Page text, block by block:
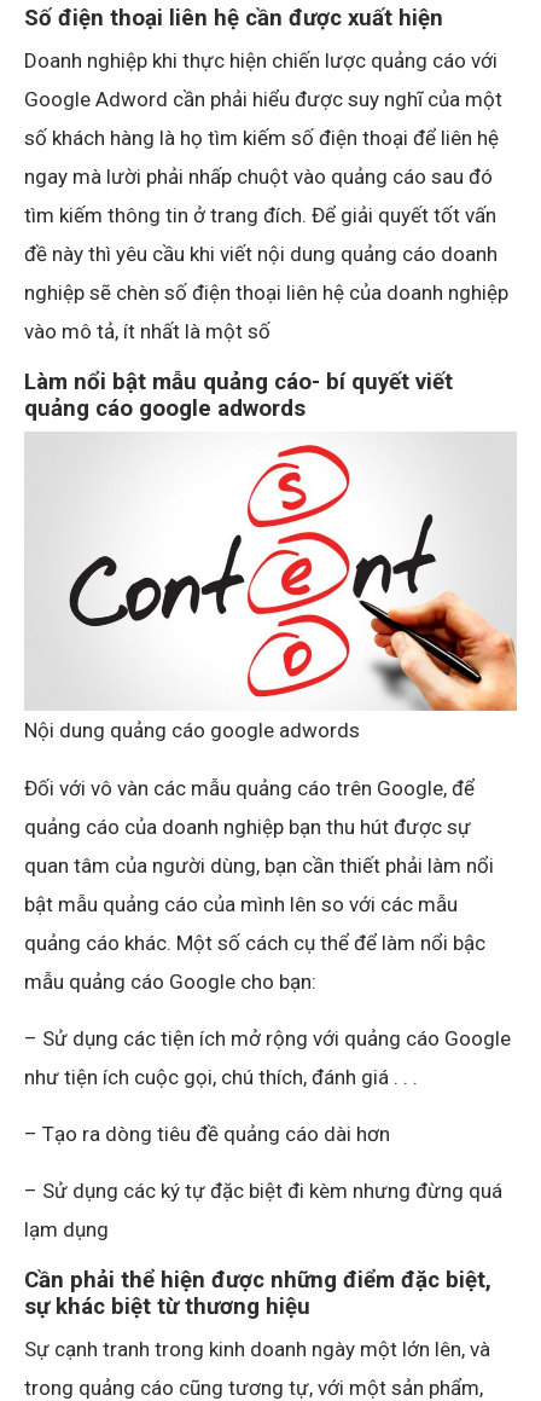
Số điện thoại liên hệ cần được xuất hiện
Doanh nghiệp khi thực hiện chiến lược quảng cáo với
Google Adword cần phải hiểu được suy nghĩ của một
số khách hàng là họ tìm kiếm số điện thoại để liên hệ
ngay mà lười phải nhấp chuột vào quảng cáo sau đó
tìm kiếm thông tin ở trang đích. Để giải quyết tốt vấn
đề này thì yêu cầu khi viết nội dung quảng cáo doanh
nghiệp sẽ chèn số điện thoại liên hệ của doanh nghiệp
vào mô tả, ít nhất là một số
Làm nổi bật mẫu quảng cáo- bí quyết viết
quảng cáo google adwords
Nội dung quảng cáo google adwords
Đối với vô vàn các mẫu quảng cáo trên Google, để
quảng cáo của doanh nghiệp bạn thu hút được sự
quan tâm của người dùng, bạn cần thiết phải làm nổi
bật mẫu quảng cáo của mình lên so với các mẫu
quảng cáo khác. Một số cách cụ thể để làm nổi bậc
mẫu quảng cáo Google cho bạn:
– Sử dụng các tiện ích mở rộng với quảng cáo Google
như tiện ích cuộc gọi, chú thích, đánh giá . . .
– Tạo ra dòng tiêu đề quảng cáo dài hơn
– Sử dụng các ký tự đặc biệt đi kèm nhưng đừng quá
lạm dụng
Cần phải thể hiện được những điểm đặc biệt,
sự khác biệt từ thương hiệu
Sự cạnh tranh trong kinh doanh ngày một lớn lên, và
trong quảng cáo cũng tương tự, với một sản phẩm,